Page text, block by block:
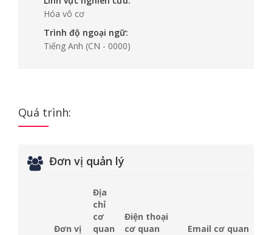
Hóa vô cơ
Trình độ ngoại ngữ:
Tiếng Anh (CN - 0000)
Quá trình:
Đơn vị quản lý
Đơn vị
Địa
chỉ
cơ
quan
Điện thoại
cơ quan
Email cơ quan